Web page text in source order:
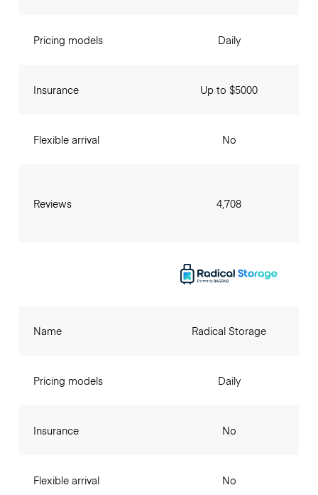
Pricing models
Insurance
Flexible arrival
Reviews
Daily
Up to $5000
No
4,708
Name
Pricing models
Insurance
Flexible arrival
Radical Storage
Daily
No
No